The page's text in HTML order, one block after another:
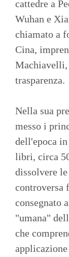
cattedre a
Wuhan e
chiamato a
Cina,
trasparenza.
Nella sua
messo i
dell'epoca
libri, circa
dissolvere
controversa
consegnato
"umana"
che